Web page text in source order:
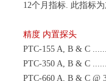
12个月指标. 此指标
精度 内置探头
PTC-155 A, B & C
PTC-350 A, B & C
PTC-660 A, B & C @